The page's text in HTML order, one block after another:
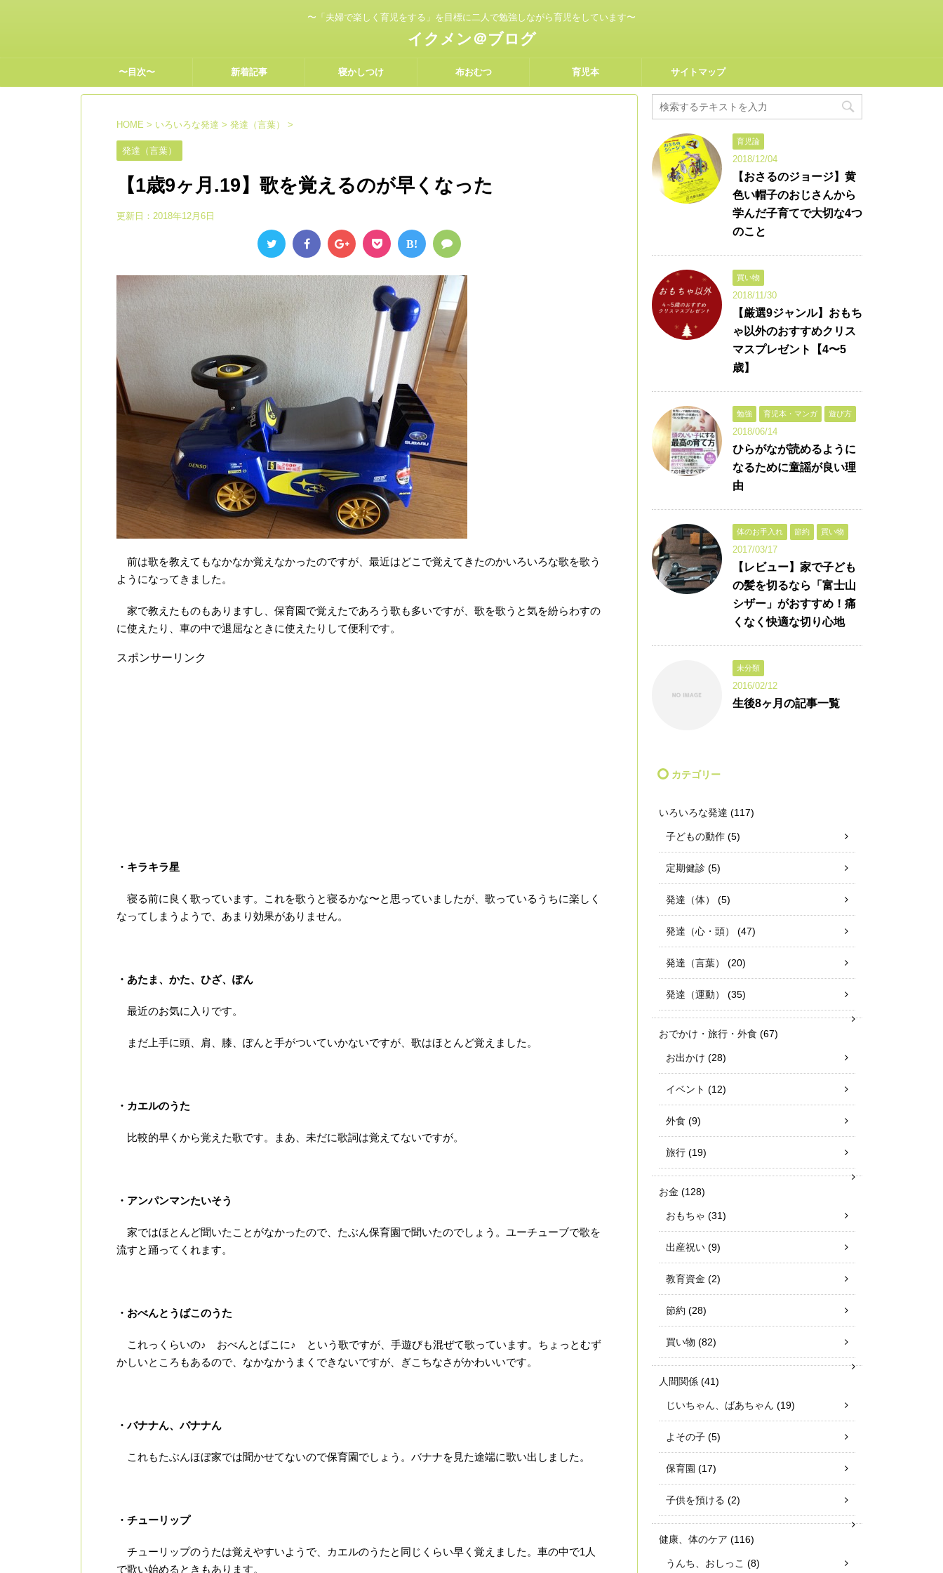
〜「夫婦で楽しく育児をする」を目標に二人で勉強しながら育児をしています〜
イクメン＠ブログ
〜目次〜 新着記事 寝かしつけ 布おむつ 育児本 サイトマップ
HOME > いろいろな発達 > 発達（言葉） >
発達（言葉）
【1歳9ヶ月.19】歌を覚えるのが早くなった
更新日： 2018年12月6日
B!
前は歌を教えてもなかなか覚えなかったのですが、最近はどこで覚えてきたのかいろいろな歌を歌う
ようになってきました。
家で教えたものもありますし、保育園で覚えたであろう歌も多いですが、歌を歌うと気を紛らわすの
に使えたり、車の中で退屈なときに使えたりして便利です。
スポンサーリンク
・キラキラ星
寝る前に良く歌っています。これを歌うと寝るかな〜と思っていましたが、歌っているうちに楽しく
なってしまうようで、あまり効果がありません。
・あたま、かた、ひざ、ぽん
最近のお気に入りです。
まだ上手に頭、肩、膝、ぽんと手がついていかないですが、歌はほとんど覚えました。
・カエルのうた
比較的早くから覚えた歌です。まあ、未だに歌詞は覚えてないですが。
・アンパンマンたいそう
家ではほとんど聞いたことがなかったので、たぶん保育園で聞いたのでしょう。ユーチューブで歌を
流すと踊ってくれます。
・おべんとうばこのうた
これっくらいの♪ おべんとばこに♪ という歌ですが、手遊びも混ぜて歌っています。ちょっとむず
かしいところもあるので、なかなかうまくできないですが、ぎこちなさがかわいいです。
・バナナん、バナナん
これもたぶんほぼ家では聞かせてないので保育園でしょう。バナナを見た途端に歌い出しました。
・チューリップ
チューリップのうたは覚えやすいようで、カエルのうたと同じくらい早く覚えました。車の中で1人
で歌い始めるときもあります。
育児論
2018/12/04
【おさるのジョージ】黄
色い帽子のおじさんから
学んだ子育てで大切な4つ
のこと
買い物
2018/11/30
【厳選9ジャンル】おもち
ゃ以外のおすすめクリス
マスプレゼント【4〜5
歳】
勉強 育児本・マンガ 遊び方
2018/06/14
ひらがなが読めるように
なるために童謡が良い理
由
体のお手入れ 節約 買い物
2017/03/17
【レビュー】家で子ども
の髪を切るなら「富士山
シザー」がおすすめ！痛
くなく快適な切り心地
未分類
2016/02/12
生後8ヶ月の記事一覧
カテゴリー
いろいろな発達 (117)
子どもの動作 (5)
定期健診 (5)
発達（体） (5)
発達（心・頭） (47)
発達（言葉） (20)
発達（運動） (35)
おでかけ・旅行・外食 (67)
お出かけ (28)
イベント (12)
外食 (9)
旅行 (19)
お金 (128)
おもちゃ (31)
出産祝い (9)
教育資金 (2)
節約 (28)
買い物 (82)
人間関係 (41)
じいちゃん、ばあちゃん (19)
よその子 (5)
保育園 (17)
子供を預ける (2)
健康、体のケア (116)
うんち、おしっこ (8)